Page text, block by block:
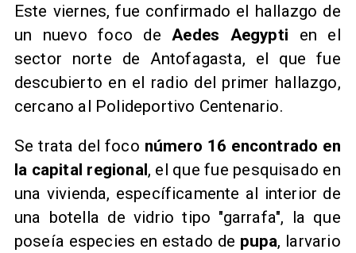
Este viernes, fue confirmado el hallazgo de
un nuevo foco de Aedes Aegypti en el
sector norte de Antofagasta, el que fue
descubierto en el radio del primer hallazgo,
cercano al Polideportivo Centenario.
​Se trata del foco número 16 encontrado en
la capital regional, el que fue pesquisado en
una vivienda, específicamente al interior de
una botella de vidrio tipo "garrafa", la que
poseía especies en estado de pupa, larvario